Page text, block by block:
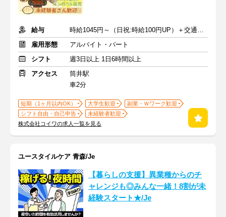
給与
時給1045円～（日祝:時給100円UP）＋交通費全額支給
雇用形態
アルバイト・パート
シフト
週3日以上 1日6時間以上
アクセス
筒井駅
車2分
短期（1ヶ月以内OK） 大学生歓迎
副業・Ｗワーク歓迎
シフト自由・自己申告
未経験者歓迎
株式会社コイワの求人一覧を見る
ユースタイルケア 青森/Je
【暮らしの支援】異業種からのチ
ャレンジも◎みんな一緒！8割が未
経験スタート★/Je